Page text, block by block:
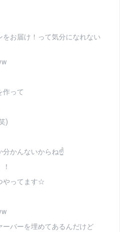
お届け！って気分になれない
作って
)
分かんないからね☝
やってます☆
ーバーを埋めてあるんだけど